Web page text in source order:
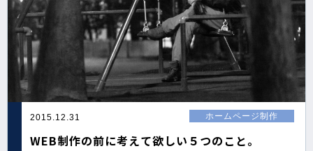
2015.12.31 ホームページ制作
WEB制作の前に考えて欲しい５つのこと。